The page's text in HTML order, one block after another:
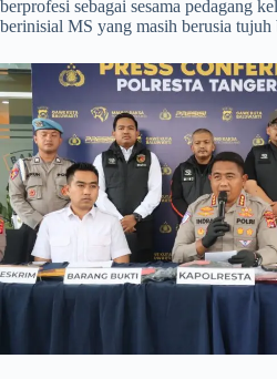
berprofesi sebagai sesama pedagang
berinisial MS yang masih berusia tujuh